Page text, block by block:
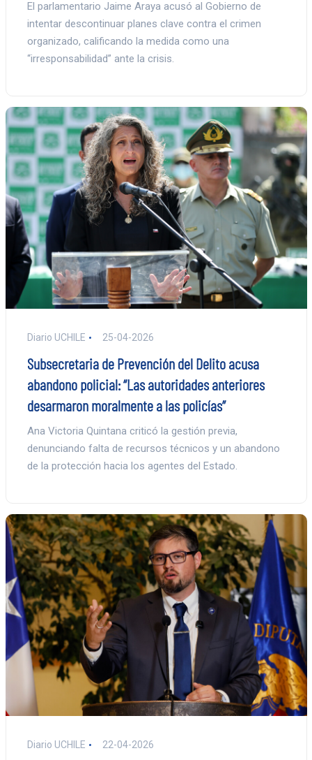
El parlamentario Jaime Araya acusó al Gobierno de
intentar descontinuar planes clave contra el crimen
organizado, calificando la medida como una
“irresponsabilidad” ante la crisis.
Diario UCHILE 25-04-2026
Subsecretaria de Prevención del Delito acusa
abandono policial: “Las autoridades anteriores
desarmaron moralmente a las policías”
Ana Victoria Quintana criticó la gestión previa,
denunciando falta de recursos técnicos y un abandono
de la protección hacia los agentes del Estado.
Diario UCHILE 22-04-2026